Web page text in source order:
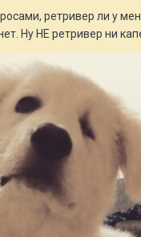
ретривер ли у
Ну НЕ ретривер ни